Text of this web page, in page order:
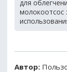
для
молокоотсос
Автор: